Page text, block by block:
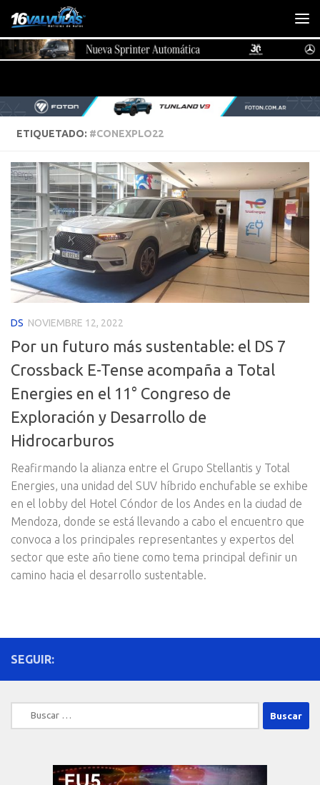
Saltar al contenido
ETIQUETADO: #CONEXPLO22
DS NOVIEMBRE 12, 2022
Por un futuro más sustentable: el DS 7
Crossback E-Tense acompaña a Total
Energies en el 11° Congreso de
Exploración y Desarrollo de
Hidrocarburos
Reafirmando la alianza entre el Grupo Stellantis y Total
Energies, una unidad del SUV híbrido enchufable se exhibe
en el lobby del Hotel Cóndor de los Andes en la ciudad de
Mendoza, donde se está llevando a cabo el encuentro que
convoca a los principales representantes y expertos del
sector que este año tiene como tema principal definir un
camino hacia el desarrollo sustentable.
SEGUIR:
Buscar: